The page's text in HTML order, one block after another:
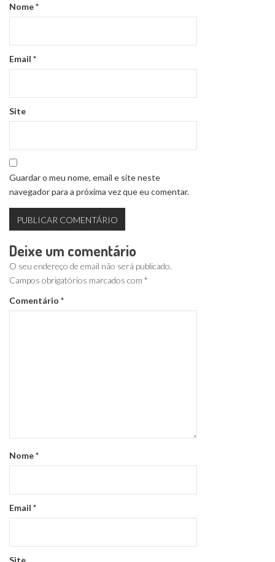
Nome*
Email *
Site
Guardar o meu nome, email e site neste
navegador para a próxima vez que eu comentar.
Deixe um comentário
O seu endereço de email não será publicado.
Campos obrigatórios marcados com *
Comentário *
Nome*
Email *
Site